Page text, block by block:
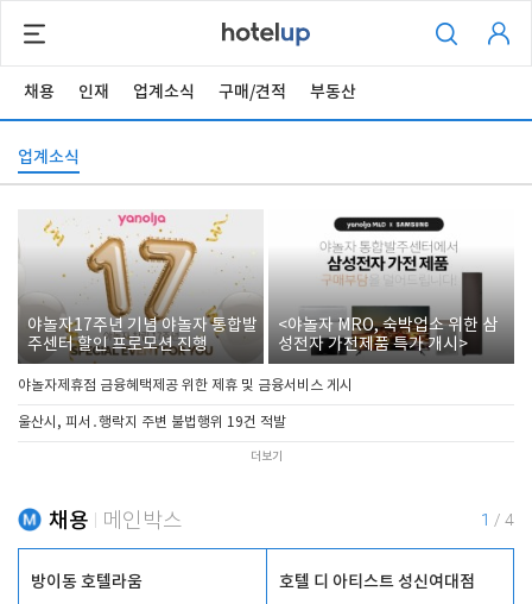
채용 인재 업계소식 구매/견적 부동산
업계소식
야놀자17주년 기념 야놀자 통합발
주센터 할인 프로모션 진행
<야놀자 MRO, 숙박업소 위한 삼
성전자 가전제품 특가 개시>
야놀자제휴점 금융혜택제공 위한 제휴 및 금융서비스 게시
울산시, 피서․행락지 주변 불법행위 19건 적발
더보기
채용 메인박스 1 / 4
방이동 호텔라움 호텔 디 아티스트 성신여대점